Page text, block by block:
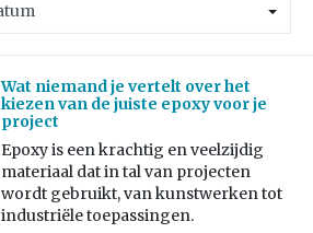
Wat niemand je vertelt over het
kiezen van de juiste epoxy voor je
project
Epoxy is een krachtig en veelzijdig
materiaal dat in tal van projecten
wordt gebruikt, van kunstwerken tot
industriële toepassingen.